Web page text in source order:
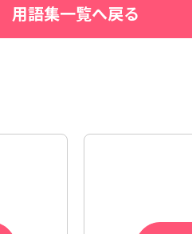
用語集一覧へ戻る